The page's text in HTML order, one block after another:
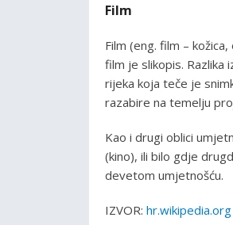
Film
Film (eng. film –
film je slikopis. Razlika
rijeka koja teče je
razabire na temelju
Kao i drugi oblici
(kino), ili bilo gdje
devetom umjetnošću.
IZVOR: hr.wikipedia.org